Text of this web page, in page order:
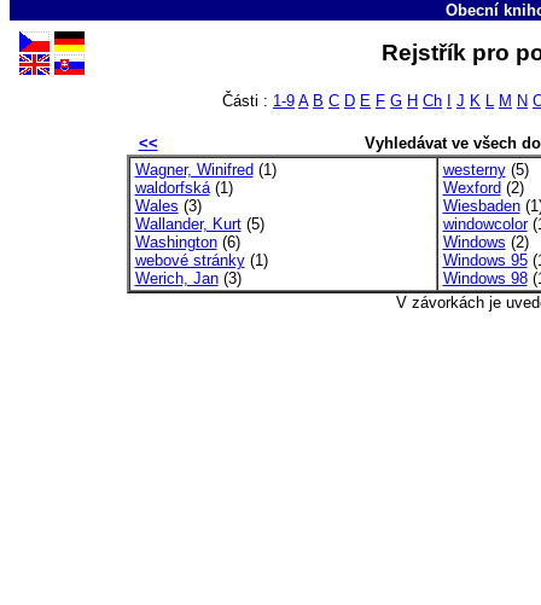
Obecní
Rejstřík pro
Části : 1-9 A B C D E F G H Ch J K L M N
<<
Vyhledávat ve všech
Wagner, Winifred (1)
waldorfská(1)
Wales (3)
Wallander, Kurt(5)
Washington(6)
webové stránky(1)
Werich, Jan(3)
westerny(5)
Wexford (2)
Wiesbaden
windowcolor
Windows (2)
Windows 95
Windows 98
V závorkách je